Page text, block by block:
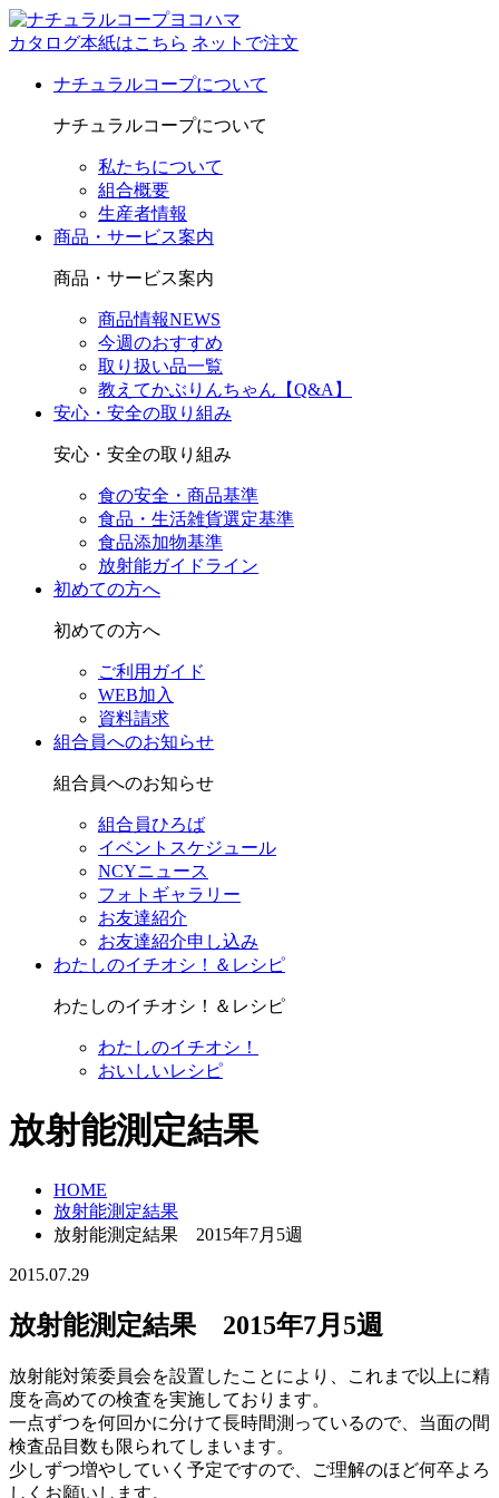
カタログ本紙はこちら ネットで注文
ナチュラルコープについて
ナチュラルコープについて
私たちについて
組合概要
生産者情報
商品・サービス案内
商品・サービス案内
商品情報NEWS
今週のおすすめ
取り扱い品一覧
教えてかぶりんちゃん【Q&A】
安心・安全の取り組み
安心・安全の取り組み
食の安全・商品基準
食品・生活雑貨選定基準
食品添加物基準
放射能ガイドライン
初めての方へ
初めての方へ
ご利用ガイド
WEB加入
資料請求
組合員へのお知らせ
組合員へのお知らせ
組合員ひろば
イベントスケジュール
NCYニュース
フォトギャラリー
お友達紹介
お友達紹介申し込み
わたしのイチオシ！＆レシピ
わたしのイチオシ！＆レシピ
わたしのイチオシ！
おいしいレシピ
放射能測定結果
HOME
放射能測定結果
放射能測定結果 2015年7月5週
2015.07.29
放射能測定結果 2015年7月5週
放射能対策委員会を設置したことにより、これまで以上に精
度を高めての検査を実施しております。
一点ずつを何回かに分けて長時間測っているので、当面の間
検査品目数も限られてしまいます。
少しずつ増やしていく予定ですので、ご理解のほど何卒よろ
しくお願いします。